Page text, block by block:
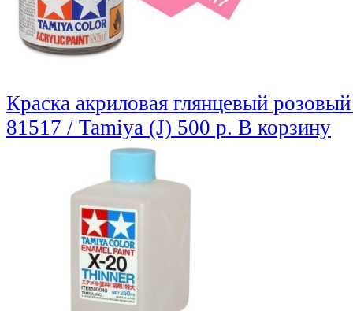
Краска акриловая глянцевый
81517 / Tamiya (J) 500 р. В корзину